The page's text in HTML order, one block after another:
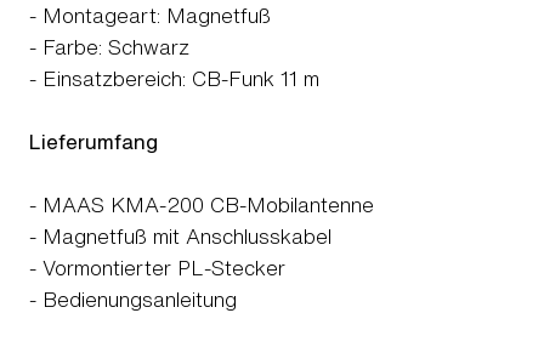
- Montageart: Magnetfuß
- Farbe: Schwarz
- Einsatzbereich: CB-Funk 11 m
Lieferumfang
- MAAS KMA-200 CB-Mobilantenne
- Magnetfuß mit Anschlusskabel
- Vormontierter PL-Stecker
- Bedienungsanleitung